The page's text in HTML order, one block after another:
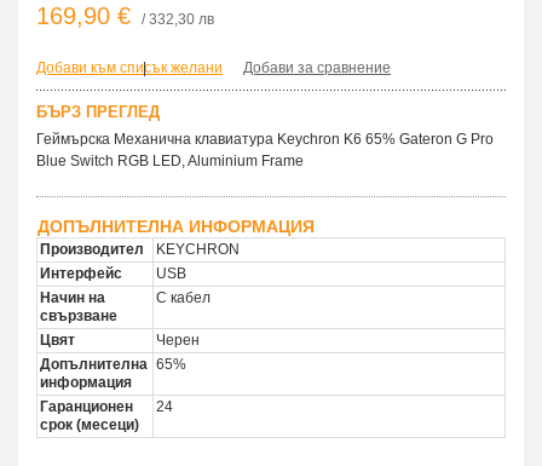
169,90 € / 332,30 лв
Добави към списък желани
| Добави за сравнение
БЪРЗ ПРЕГЛЕД
Геймърска Механична клавиатура Keychron K6 65% Gateron G Pro
Blue Switch RGB LED, Aluminium Frame
ДОПЪЛНИТЕЛНА ИНФОРМАЦИЯ
Производител
KEYCHRON
Интерфейс
USB
Начин на
свързване
С кабел
Цвят
Черен
Допълнителна
информация
65%
Гаранционен
срок (месеци)
24